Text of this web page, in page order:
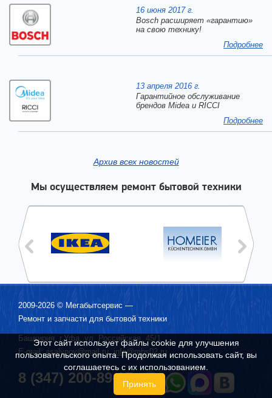
16 июня 2017 г.
Bosch расширяет «гарантию»
на свою технику!
Подробнее
13 апреля 2016 г.
Гарантийное обслуживание
брендов Midea и RICCI
Подробнее
Архив всех новостей
Мы осуществляем ремонт бытовой техники
2009-2026 © Мегабытсервис —
Ремонт и запчасти для бытовой техники
Башкирия, г.Уфа, ул. Российская, 45/1
E-mail:asalynov@mail.ru,info@mbs02.ru
8 (347) 200-89-97
Этот сайт использует файлы cookie для улучшения
пользовательского опыта. Продолжая использовать сайт, вы
соглашаетесь с их использованием.
Принять